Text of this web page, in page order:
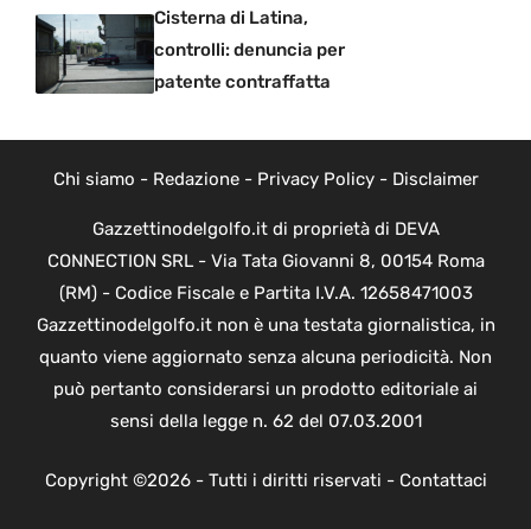
Cisterna di Latina,
controlli: denuncia per
patente contraffatta
Chi siamo - Redazione- Privacy Policy- Disclaimer
Gazzettinodelgolfo.it di proprietà di DEVA
CONNECTION SRL - Via Tata Giovanni 8, 00154 Roma
(RM) - Codice Fiscale e Partita I.V.A. 12658471003
Gazzettinodelgolfo.it non è una testata giornalistica, in
quanto viene aggiornato senza alcuna periodicità. Non
può pertanto considerarsi un prodotto editoriale ai
sensi della legge n. 62 del 07.03.2001
Copyright ©2026 - Tutti i diritti riservati - Contattaci